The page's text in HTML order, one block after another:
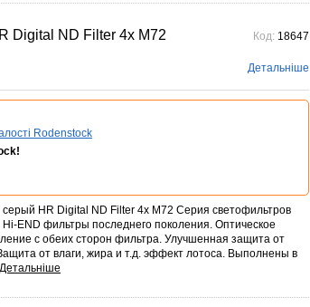
Digital ND Filter 4x M72 Код: 18647
Детальніше
Rodenstock
HR Digital ND Filter 4x M72 Серия светофильтров
END фильтры последнего поколения. Оптическое
с обеих сторон фильтра. Улучшенная защита от
от влаги, жира и т.д. эффект лотоса. Выполнены в